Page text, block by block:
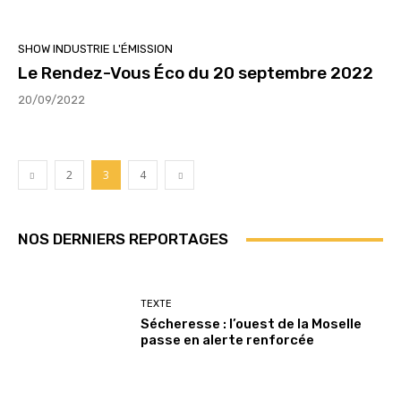
SHOW INDUSTRIE L'ÉMISSION
Le Rendez-Vous Éco du 20 septembre 2022
20/09/2022
2 3 4
NOS DERNIERS REPORTAGES
TEXTE
Sécheresse : l’ouest de la Moselle
passe en alerte renforcée